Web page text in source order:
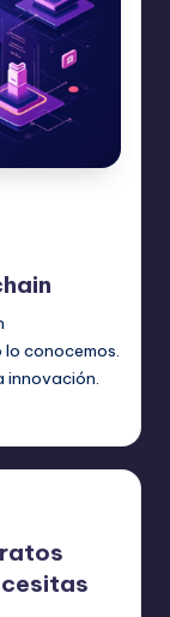
conocemos.
innovación.